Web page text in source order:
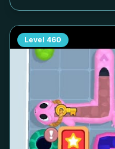
Level 460